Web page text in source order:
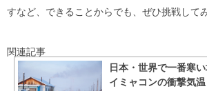
すなど、できることからでも、ぜひ挑戦して
関連記事
日本・世界で一番寒
イミャコンの衝撃気温